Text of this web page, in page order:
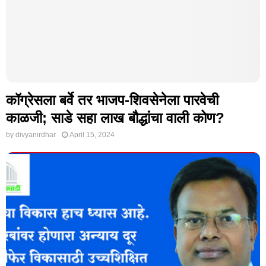
कॉग्रेसला बर्वे तर भाजप-शिवसेनेला पारवेची
काळजी; साडे सहा लाख बौद्धांचा वाली कोण?
by divyanirdhar April 15, 2024